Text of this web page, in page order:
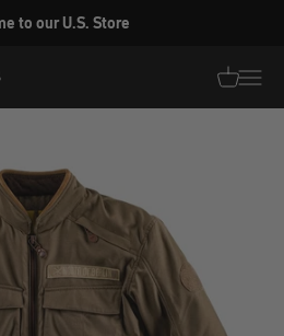
to our U.S. Store